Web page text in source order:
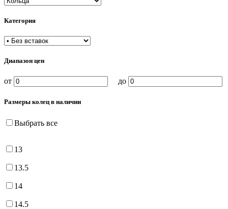
Категория
Диапазон цен
от до
Размеры колец в наличии
Выбрать все
13
13.5
14
14.5